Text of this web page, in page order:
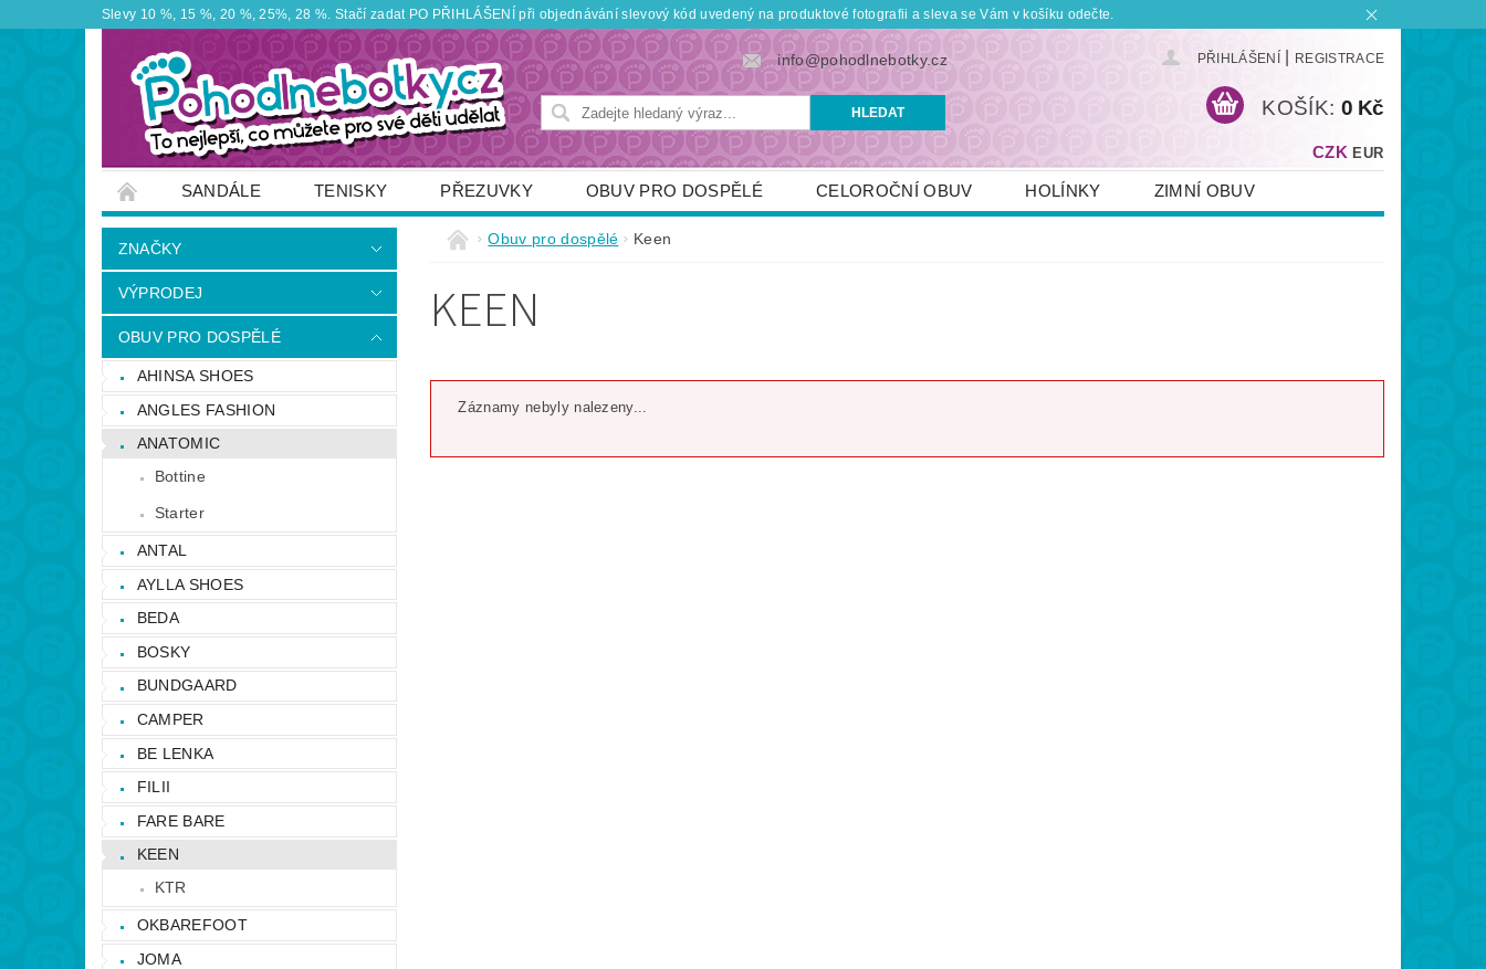
Slevy 10 %, 15 %, 20 %, 25%, 28 %. Stačí zadat PO PŘIHLÁŠENÍ při objednávání slevový kód uvedený na produktové fotografii a sleva se Vám v košíku odečte.
info@pohodlnebotky.cz PŘIHLÁŠENÍ REGISTRACE
CZK EUR
KOŠÍK: 0 Kč
SANDÁLE TENISKY PŘEZUVKY OBUV PRO DOSPĚLÉ CELOROČNÍ OBUV HOLÍNKY ZIMNÍ OBUV
ZNAČKY VÝPRODEJ OBUTEX OBUV PRO DĚTI
OTEVÍRACÍ DOBA PRODEJNY
NAPIŠTE NÁM
ZNAČKY
VÝPRODEJ
OBUV PRO DOSPĚLÉ
AHINSA SHOES
ANGLES FASHION
ANATOMIC
Bottine
Starter
ANTAL
AYLLA SHOES
BEDA
BOSKY
BUNDGAARD
CAMPER
BE LENKA
FILII
FARE BARE
KEEN
KTR
OKBAREFOOT
JOMA
Obuv pro dospělé Keen
KEEN
Záznamy nebyly nalezeny...